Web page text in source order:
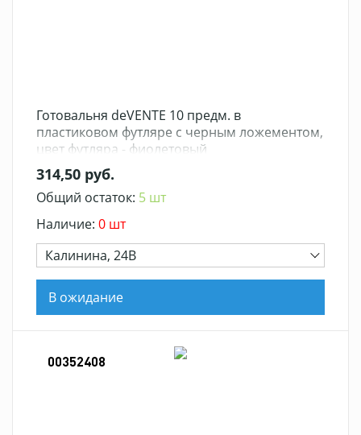
Готовальня deVENTE 10 предм. в
пластиковом футляре с черным ложементом,
цвет футляра - фиолетовый
314,50 руб.
Общий остаток: 5 шт
Наличие: 0 шт
Калинина, 24В
В ожидание
00352408